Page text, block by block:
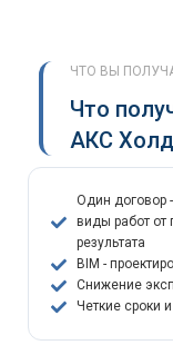
ЧТО ВЫ
Что
АКС
Один договор
виды работ от
результата
BIM -
Снижение
Четкие сроки